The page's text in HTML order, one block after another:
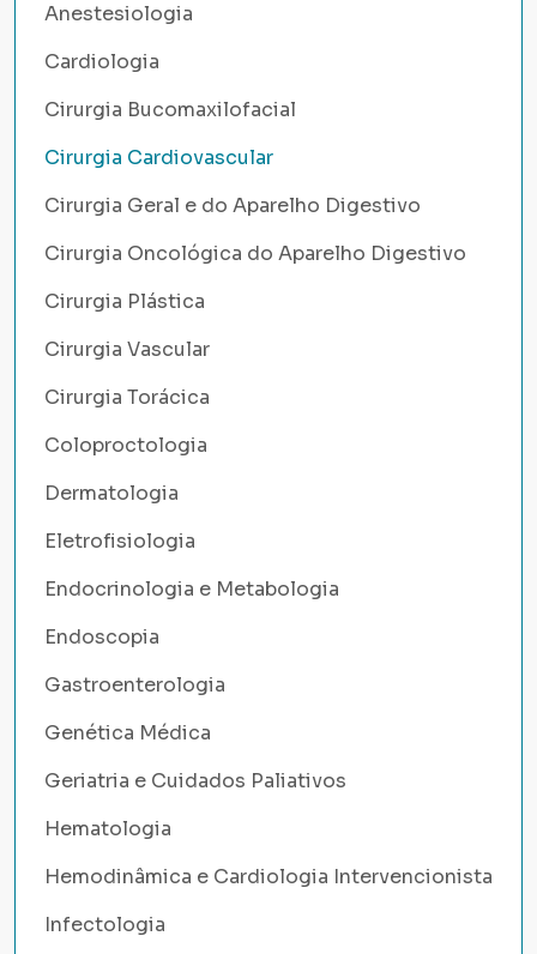
Anestesiologia
Cardiologia
Cirurgia Bucomaxilofacial
Cirurgia Cardiovascular
Cirurgia Geral e do Aparelho Digestivo
Cirurgia Oncológica do Aparelho Digestivo
Cirurgia Plástica
Cirurgia Vascular
Cirurgia Torácica
Coloproctologia
Dermatologia
Eletrofisiologia
Endocrinologia e Metabologia
Endoscopia
Gastroenterologia
Genética Médica
Geriatria e Cuidados Paliativos
Hematologia
Hemodinâmica e Cardiologia Intervencionista
Infectologia